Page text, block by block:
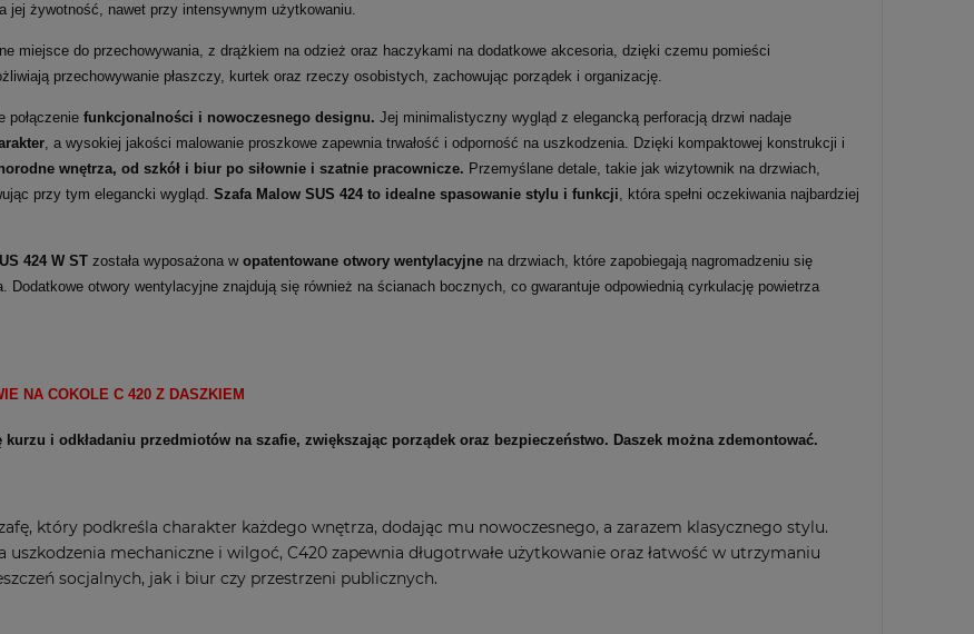
jej żywotność, nawet przy intensywnym użytkowaniu.
miejsce do przechowywania, z drążkiem na odzież oraz haczykami na dodatkowe akcesoria, dzięki czemu pomieści
przechowywanie płaszczy, kurtek oraz rzeczy osobistych, zachowując porządek i organizację.
połączenie funkcjonalności i nowoczesnego designu. Jej minimalistyczny wygląd z elegancką perforacją drzwi nadaje
, a wysokiej jakości malowanie proszkowe zapewnia trwałość i odporność na uszkodzenia. Dzięki kompaktowej konstrukcji i
wnętrza, od szkół i biur po siłownie i szatnie pracownicze. Przemyślane detale, takie jak wizytownik na drzwiach,
przy tym elegancki wygląd. Szafa Malow SUS 424 to idealne spasowanie stylu i funkcji, która spełni oczekiwania najbardziej
424 W ST została wyposażona w opatentowane otwory wentylacyjne na drzwiach, które zapobiegają nagromadzeniu się
Dodatkowe otwory wentylacyjne znajdują się również na ścianach bocznych, co gwarantuje odpowiednią cyrkulację powietrza
NA COKOLE C 420 Z DASZKIEM
i odkładaniu przedmiotów na szafie, zwiększając porządek oraz bezpieczeństwo. Daszek można zdemontować.
który podkreśla charakter każdego wnętrza, dodając mu nowoczesnego, a zarazem klasycznego stylu.
mechaniczne i wilgoć, C420 zapewnia długotrwałe użytkowanie oraz łatwość w utrzymaniu
socjalnych, jak i biur czy przestrzeni publicznych.